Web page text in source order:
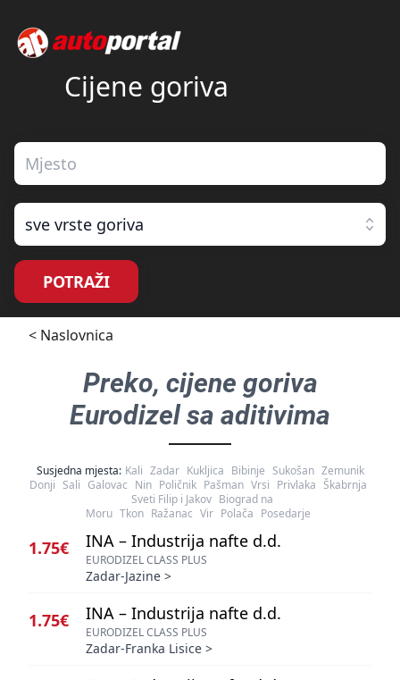
Cijene goriva
sve vrste goriva
POTRAŽI
< Naslovnica
Preko, cijene goriva
Eurodizel sa aditivima
Susjedna mjesta: Kali Zadar Kukljica Bibinje Sukošan Zemunik
Donji Sali Galovac Nin Poličnik Pašman Vrsi Privlaka Škabrnja
Sveti Filip i Jakov Biograd na
Moru Tkon Ražanac Vir Polača Posedarje
1.75€ INA – Industrija nafte d.d.
EURODIZEL CLASS PLUS
Zadar-Jazine >
1.75€ INA – Industrija nafte d.d.
EURODIZEL CLASS PLUS
Zadar-Franka Lisice >